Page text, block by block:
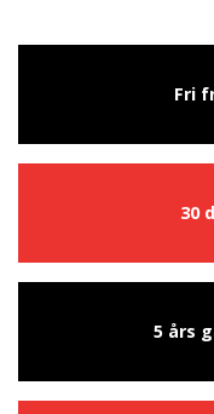
Fri
30
5 års